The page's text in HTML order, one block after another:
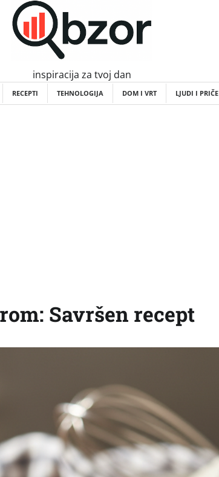
inspiracija za tvoj dan
RECEPTI TEHNOLOGIJA DOM I VRT LJUDI I PRIČE
Savršen recept